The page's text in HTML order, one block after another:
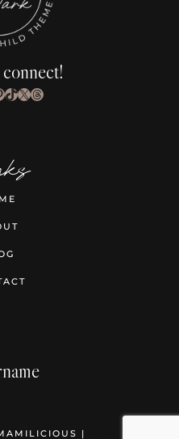
TikTok
X Threads
|